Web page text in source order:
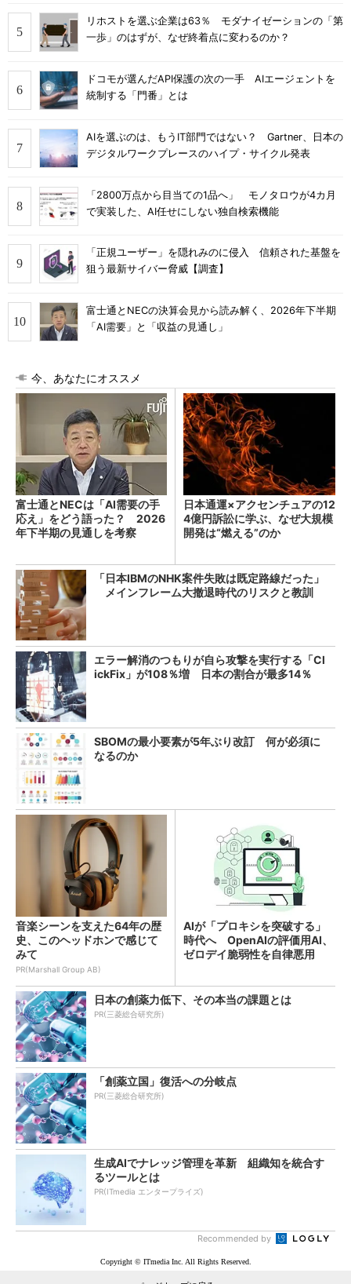
リホストを選ぶ企業は63％ モダナイゼーションの「第
一歩」のはずが、なぜ終着点に変わるのか？
ドコモが選んだAPI保護の次の一手 AIエージェントを
統制する「門番」とは
AIを選ぶのは、もうIT部門ではない？ Gartner、日本の
デジタルワークプレースのハイプ・サイクル発表
「2800万点から目当ての1品へ」 モノタロウが4カ月
で実装した、AI任せにしない独自検索機能
「正規ユーザー」を隠れみのに侵入 信頼された基盤を
狙う最新サイバー脅威【調査】
富士通とNECの決算会見から読み解く、2026年下半期
「AI需要」と「収益の見通し」
今、あなたにオススメ
富士通とNECは「AI需要の手
応え」をどう語った？ 2026
年下半期の見通しを考察
日本通運×アクセンチュアの12
4億円訴訟に学ぶ、なぜ大規模
開発は“燃える”のか
「日本IBMのNHK案件失敗は既定路線だった」
メインフレーム大撤退時代のリスクと教訓
エラー解消のつもりが自ら攻撃を実行する「Cl
ickFix」が108％増 日本の割合が最多14％
SBOMの最小要素が5年ぶり改訂 何が必須に
なるのか
音楽シーンを支えた64年の歴
史、このヘッドホンで感じて
みて
PR(Marshall Group AB)
AIが「プロキシを突破する」
時代へ OpenAIの評価用AI、
ゼロデイ脆弱性を自律悪用
日本の創薬力低下、その本当の課題とは
PR(三菱総合研究所)
「創薬立国」復活への分岐点
PR(三菱総合研究所)
生成AIでナレッジ管理を革新 組織知を統合す
るツールとは
PR(ITmedia エンタープライズ)
Recommended by
Copyright © ITmedia Inc. All Rights Reserved.